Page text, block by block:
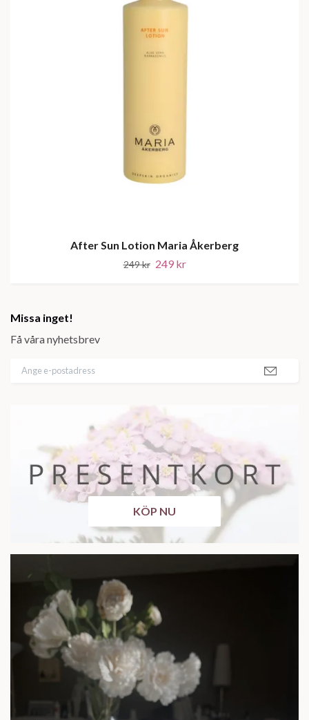
Missa inget!
Få våra nyhetsbrev
KÖP NU
After Sun Lotion Maria Åkerberg
249 kr 249 kr